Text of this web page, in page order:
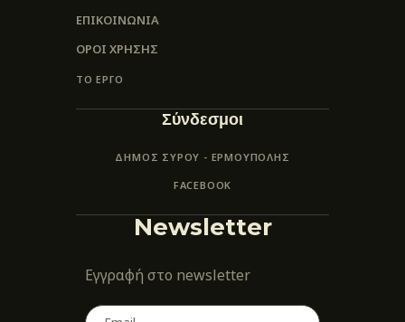
ΕΠΙΚΟΙΝΩΝΊΑ
ΌΡΟΙ ΧΡΉΣΗΣ
ΤΟ ΕΡΓΟ
Σύνδεσμοι
ΔΗΜΟΣ ΣΥΡΟΥ - ΕΡΜΟΎΠΟΛΗΣ
FACEBOOK
Newsletter
Εγγραφή στο newsletter